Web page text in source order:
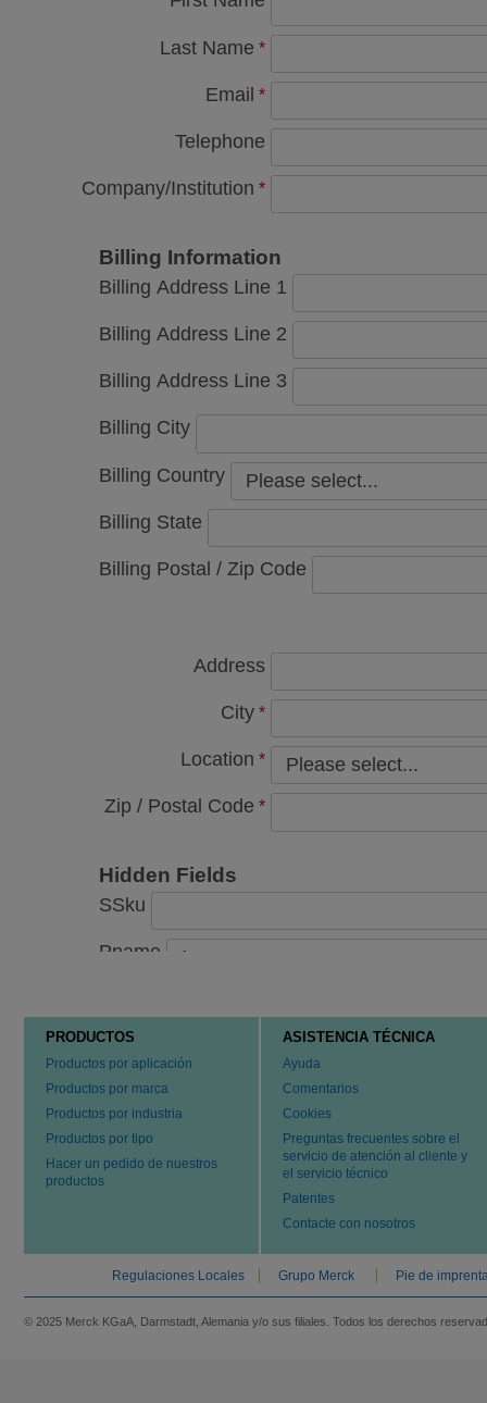
PRODUCTOS
Productos por aplicación
Productos por marca
Productos por industria
Productos por tipo
Hacer un pedido de nuestros
productos
ASISTENCIA TÉCNICA
Ayuda
Comentarios
Cookies
Preguntas frecuentes sobre el
servicio de atención al cliente y
el servicio técnico
Patentes
Contacte con nosotros
Regulaciones Locales Grupo Merck Pie de
© 2025 Merck KGaA, Darmstadt, Alemania y/o sus filiales. Todos los derechos